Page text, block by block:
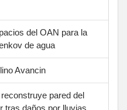
del OAN para la
de agua
Avancin
pared del
tras daños por lluvias